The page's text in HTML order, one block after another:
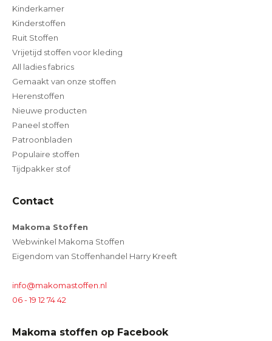
Kinderkamer
Kinderstoffen
Ruit Stoffen
Vrijetijd stoffen voor kleding
All ladies fabrics
Gemaakt van onze stoffen
Herenstoffen
Nieuwe producten
Paneel stoffen
Patroonbladen
Populaire stoffen
Tijdpakker stof
Contact
Makoma Stoffen
Webwinkel Makoma Stoffen
Eigendom van Stoffenhandel Harry Kreeft
info@makomastoffen.nl
06 - 19 12 74 42
Makoma stoffen op Facebook